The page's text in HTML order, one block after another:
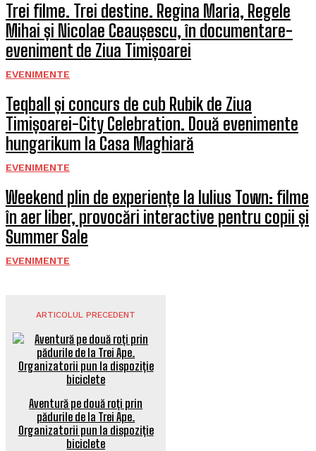
Trei filme. Trei destine. Regina Maria, Regele
Mihai și Nicolae Ceaușescu, în documentare-
eveniment de Ziua Timișoarei
EVENIMENTE
Teqball și concurs de cub Rubik de Ziua
Timișoarei-City Celebration. Două evenimente
hungarikum la Casa Maghiară
EVENIMENTE
Weekend plin de experiențe la Iulius Town: filme
în aer liber, provocări interactive pentru copii și
Summer Sale
EVENIMENTE
ARTICOLUL PRECEDENT
Aventură pe două roți prin
pădurile de la Trei Ape.
Organizatorii pun la dispoziție
biciclete